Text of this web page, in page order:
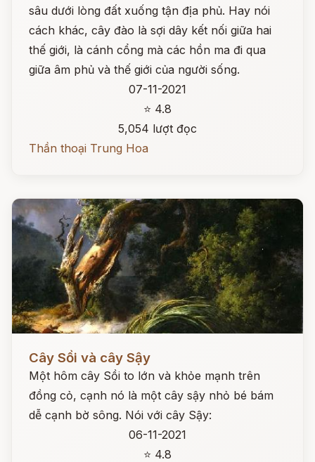
sâu dưới lòng đất xuống tận địa phủ. Hay nói
cách khác, cây đào là sợi dây kết nối giữa hai
thế giới, là cánh cổng mà các hồn ma đi qua
giữa âm phủ và thế giới của người sống.
07-11-2021
⭐ 4.8
5,054 lượt đọc
Thần thoại Trung Hoa
Cây Sồi và cây Sậy
Một hôm cây Sồi to lớn và khỏe mạnh trên
đồng cỏ, cạnh nó là một cây sậy nhỏ bé bám
dễ cạnh bờ sông. Nói với cây Sậy:
06-11-2021
⭐ 4.8